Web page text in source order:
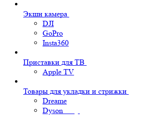
Экшн камера
DJI
GoPro
Insta360
Приставки для ТВ
Apple TV
Товары для укладки и стрижки
Dreame
Dyson